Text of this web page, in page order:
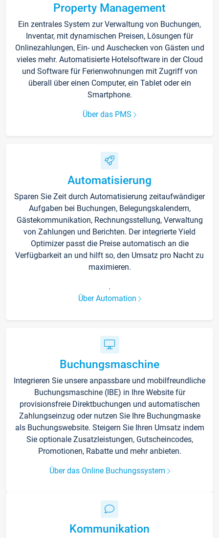
Property Management
Ein zentrales System zur Verwaltung von Buchungen,
Inventar, mit dynamischen Preisen, Lösungen für
Onlinezahlungen, Ein- und Auschecken von Gästen und
vieles mehr. Automatisierte Hotelsoftware in der Cloud
und Software für Ferienwohnungen mit Zugriff von
überall über einen Computer, ein Tablet oder ein
Smartphone.
Über das PMS
Automatisierung
Sparen Sie Zeit durch Automatisierung zeitaufwändiger
Aufgaben bei Buchungen, Belegungskalendern,
Gästekommunikation, Rechnungsstellung, Verwaltung
von Zahlungen und Berichten. Der integrierte Yield
Optimizer passt die Preise automatisch an die
Verfügbarkeit an und hilft so, den Umsatz pro Nacht zu
maximieren.
.
Über Automation
Buchungsmaschine
Integrieren Sie unsere anpassbare und mobilfreundliche
Buchungsmaschine (IBE) in Ihre Website für
provisionsfreie Direktbuchungen und automatischen
Zahlungseinzug oder nutzen Sie Ihre Buchungmaske
als Buchungswebsite. Steigern Sie Ihren Umsatz indem
Sie optionale Zusatzleistungen, Gutscheincodes,
Promotionen, Rabatte und mehr anbieten.
Über das Online Buchungssystem
Kommunikation